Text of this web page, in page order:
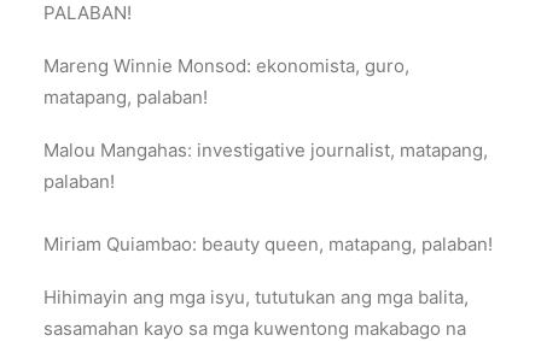
PALABAN!
Mareng Winnie Monsod: ekonomista, guro,
matapang, palaban!
Malou Mangahas: investigative journalist, matapang,
palaban!
Miriam Quiambao: beauty queen, matapang, palaban!
Hihimayin ang mga isyu, tututukan ang mga balita,
sasamahan kayo sa mga kuwentong makabago na